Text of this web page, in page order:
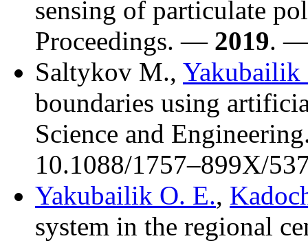
sensing of particulate
Proceedings. — 2019. —
Saltykov M., Yakubailik
boundaries using
Science and
10.1088/1757–899X/
Yakubailik O. E.,
system in the regional